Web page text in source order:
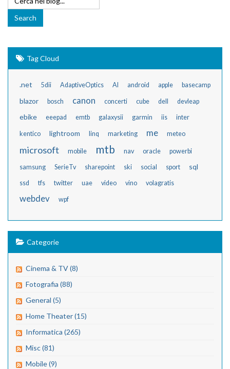
Tag Cloud
.net 5dii AdaptiveOptics AI android apple basecamp
blazor bosch canon concerti cube dell devleap
ebike eeepad emtb galaxysii garmin iis inter
kentico lightroom linq marketing me meteo
microsoft mobile mtb nav oracle powerbi
samsung SerieTv sharepoint ski social sport sql
ssd tfs twitter uae video vino volagratis
webdev wpf
Categorie
Cinema & TV (8)
Fotografia (88)
General (5)
Home Theater (15)
Informatica (265)
Misc (81)
Mobile (9)